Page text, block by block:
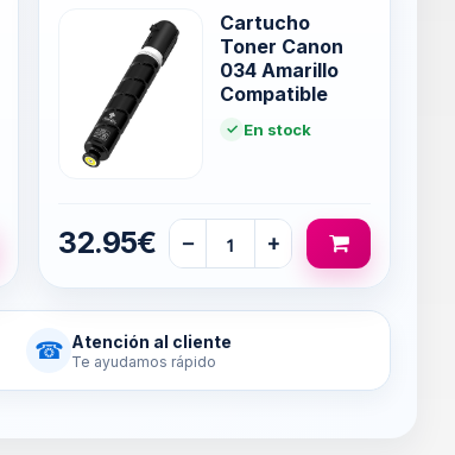
Cartucho
Toner Canon
034 Amarillo
Compatible
En stock
32.95€ − +
☎ Atención al cliente
Te ayudamos rápido